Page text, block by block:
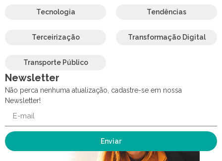
Tecnologia Tendências
Terceirização Transformação Digital
Transporte Público
Newsletter
Não perca nenhuma atualização, cadastre-se em nossa
Newsletter!
Enviar